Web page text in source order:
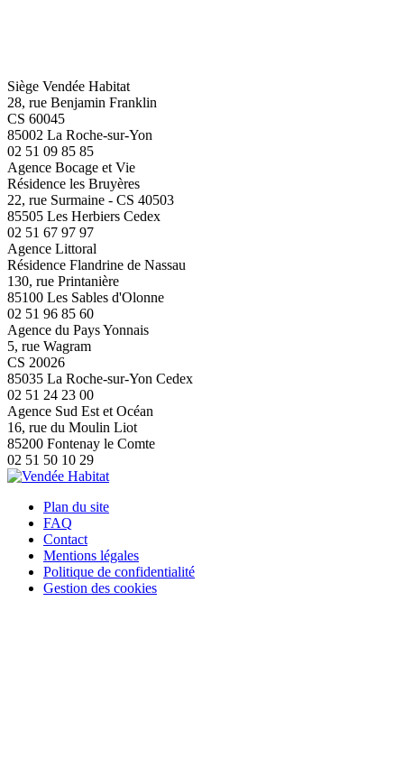
Siège Vendée Habitat
28, rue Benjamin Franklin
CS 60045
85002 La Roche-sur-Yon
02 51 09 85 85
Agence Bocage et Vie
Résidence les Bruyères
22, rue Surmaine - CS 40503
85505 Les Herbiers Cedex
02 51 67 97 97
Agence Littoral
Résidence Flandrine de Nassau
130, rue Printanière
85100 Les Sables d'Olonne
02 51 96 85 60
Agence du Pays Yonnais
5, rue Wagram
CS 20026
85035 La Roche-sur-Yon Cedex
02 51 24 23 00
Agence Sud Est et Océan
16, rue du Moulin Liot
85200 Fontenay le Comte
02 51 50 10 29
Plan du site
FAQ
Contact
Mentions légales
Politique de confidentialité
Gestion des cookies